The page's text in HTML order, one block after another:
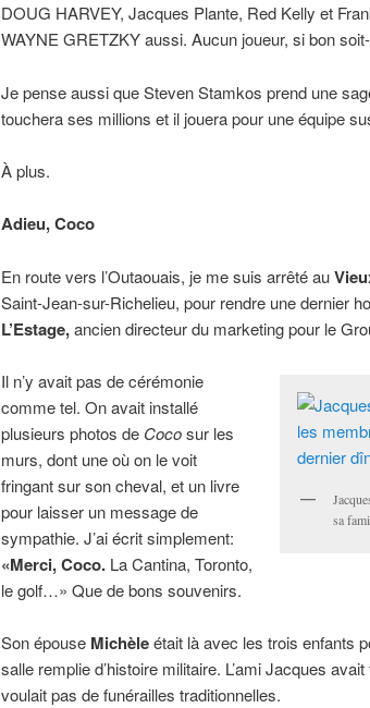
DOUG HARVEY, Jacques Plante, Red Kelly et
WAYNE GRETZKY aussi. Aucun joueur, si bon
Je pense aussi que Steven Stamkos prend une
touchera ses millions et il jouera pour une équipe
À plus.
Adieu, Coco
En route vers l’Outaouais, je me suis arrêté au
Saint-Jean-sur-Richelieu, pour rendre une dernier
L’Estage,ancien directeur du marketing pour le
sa
Il n’y avait pas de cérémonie
comme tel. On avait installé
plusieurs photos de Cocosur les
murs, dont une où on le voit
fringant sur son cheval, et un livre
pour laisser un message de
sympathie. J’ai écrit simplement:
«Merci, Coco.La Cantina, Toronto,
le golf…» Que de bons souvenirs.
Son épouse Michèleétait là avec les trois enfants
salle remplie d’histoire militaire. L’ami Jacques
voulait pas de funérailles traditionnelles.